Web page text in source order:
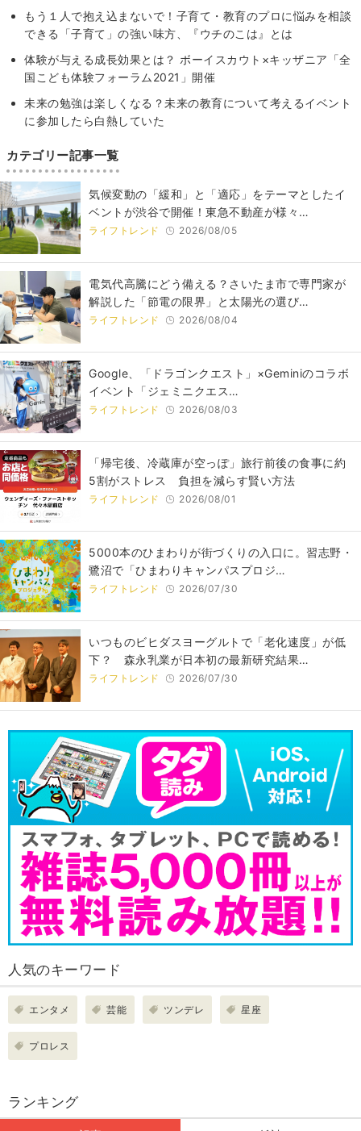
もう１人で抱え込まないで！子育て・教育のプロに悩みを相談
できる「子育て」の強い味方、『ウチのこは』とは
体験が与える成長効果とは？ ボーイスカウト×キッザニア「全
国こども体験フォーラム2021」開催
未来の勉強は楽しくなる？未来の教育について考えるイベント
に参加したら白熱していた
カテゴリー記事一覧
気候変動の「緩和」と「適応」をテーマとしたイ
ベントが渋谷で開催！東急不動産が様々…
ライフトレンド 2026/08/05
電気代高騰にどう備える？さいたま市で専門家が
解説した「節電の限界」と太陽光の選び…
ライフトレンド 2026/08/04
Google、「ドラゴンクエスト」×Geminiのコラボ
イベント「ジェミニクエス…
ライフトレンド 2026/08/03
「帰宅後、冷蔵庫が空っぽ」旅行前後の食事に約
5割がストレス 負担を減らす賢い方法
ライフトレンド 2026/08/01
5000本のひまわりが街づくりの入口に。習志野・
鷺沼で「ひまわりキャンパスプロジ…
ライフトレンド 2026/07/30
いつものビヒダスヨーグルトで「老化速度」が低
下？ 森永乳業が日本初の最新研究結果…
ライフトレンド 2026/07/30
人気のキーワード
エンタメ 芸能 ツンデレ 星座
プロレス
ランキング